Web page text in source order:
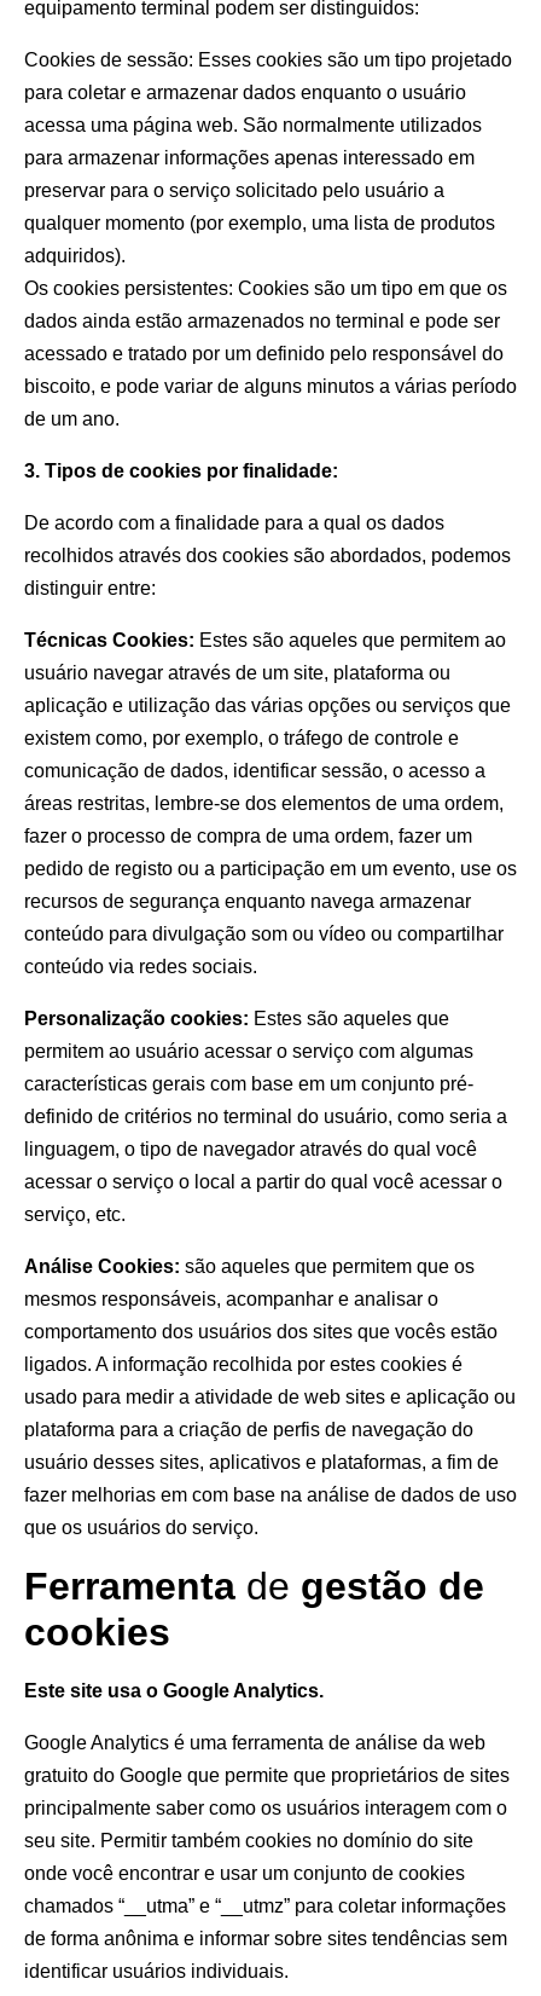
equipamento terminal podem ser distinguidos:
Cookies de sessão: Esses cookies são um tipo projetado
para coletar e armazenar dados enquanto o usuário
acessa uma página web. São normalmente utilizados
para armazenar informações apenas interessado em
preservar para o serviço solicitado pelo usuário a
qualquer momento (por exemplo, uma lista de produtos
adquiridos).
Os cookies persistentes: Cookies são um tipo em que os
dados ainda estão armazenados no terminal e pode ser
acessado e tratado por um definido pelo responsável do
biscoito, e pode variar de alguns minutos a várias período
de um ano.
3. Tipos de cookies por finalidade:
De acordo com a finalidade para a qual os dados
recolhidos através dos cookies são abordados, podemos
distinguir entre:
Técnicas Cookies: Estes são aqueles que permitem ao
usuário navegar através de um site, plataforma ou
aplicação e utilização das várias opções ou serviços que
existem como, por exemplo, o tráfego de controle e
comunicação de dados, identificar sessão, o acesso a
áreas restritas, lembre-se dos elementos de uma ordem,
fazer o processo de compra de uma ordem, fazer um
pedido de registo ou a participação em um evento, use os
recursos de segurança enquanto navega armazenar
conteúdo para divulgação som ou vídeo ou compartilhar
conteúdo via redes sociais.
Personalização cookies: Estes são aqueles que
permitem ao usuário acessar o serviço com algumas
características gerais com base em um conjunto pré-
definido de critérios no terminal do usuário, como seria a
linguagem, o tipo de navegador através do qual você
acessar o serviço o local a partir do qual você acessar o
serviço, etc.
Análise Cookies: são aqueles que permitem que os
mesmos responsáveis, acompanhar e analisar o
comportamento dos usuários dos sites que vocês estão
ligados. A informação recolhida por estes cookies é
usado para medir a atividade de web sites e aplicação ou
plataforma para a criação de perfis de navegação do
usuário desses sites, aplicativos e plataformas, a fim de
fazer melhorias em com base na análise de dados de uso
que os usuários do serviço.
Ferramenta de gestão de
cookies
Este site usa o Google Analytics.
Google Analytics é uma ferramenta de análise da web
gratuito do Google que permite que proprietários de sites
principalmente saber como os usuários interagem com o
seu site. Permitir também cookies no domínio do site
onde você encontrar e usar um conjunto de cookies
chamados “__utma” e “__utmz” para coletar informações
de forma anônima e informar sobre sites tendências sem
identificar usuários individuais.